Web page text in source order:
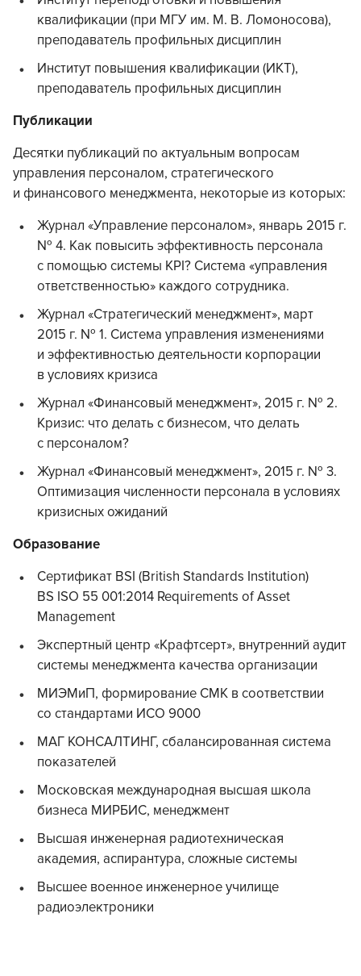
квалификации (при МГУ им. М. В. Ломоносова),
преподаватель профильных дисциплин
Институт повышения квалификации (ИКТ),
преподаватель профильных дисциплин
Публикации
Десятки публикаций по актуальным вопросам
управления персоналом, стратегического
и финансового менеджмента, некоторые из которых:
Журнал «Управление персоналом», январь 2015 г.
№ 4. Как повысить эффективность персонала
с помощью системы KPI? Система «управления
ответственностью» каждого сотрудника.
Журнал «Стратегический менеджмент», март
2015 г. № 1. Система управления изменениями
и эффективностью деятельности корпорации
в условиях кризиса
Журнал «Финансовый менеджмент», 2015 г. № 2.
Кризис: что делать с бизнесом, что делать
с персоналом?
Журнал «Финансовый менеджмент», 2015 г. № 3.
Оптимизация численности персонала в условиях
кризисных ожиданий
Образование
Сертификат BSI (British Standards Institution)
BS ISO 55 001:2014 Requirements of Asset
Management
Экспертный центр «Крафтсерт», внутренний аудит
системы менеджмента качества организации
МИЭМиП, формирование СМК в соответствии
со стандартами ИСО 9000
МАГ КОНСАЛТИНГ, сбалансированная система
показателей
Московская международная высшая школа
бизнеса МИРБИС, менеджмент
Высшая инженерная радиотехническая
академия, аспирантура, сложные системы
Высшее военное инженерное училище
радиоэлектроники